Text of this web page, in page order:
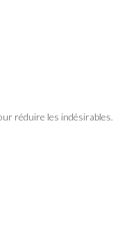
réduire les indésirables.